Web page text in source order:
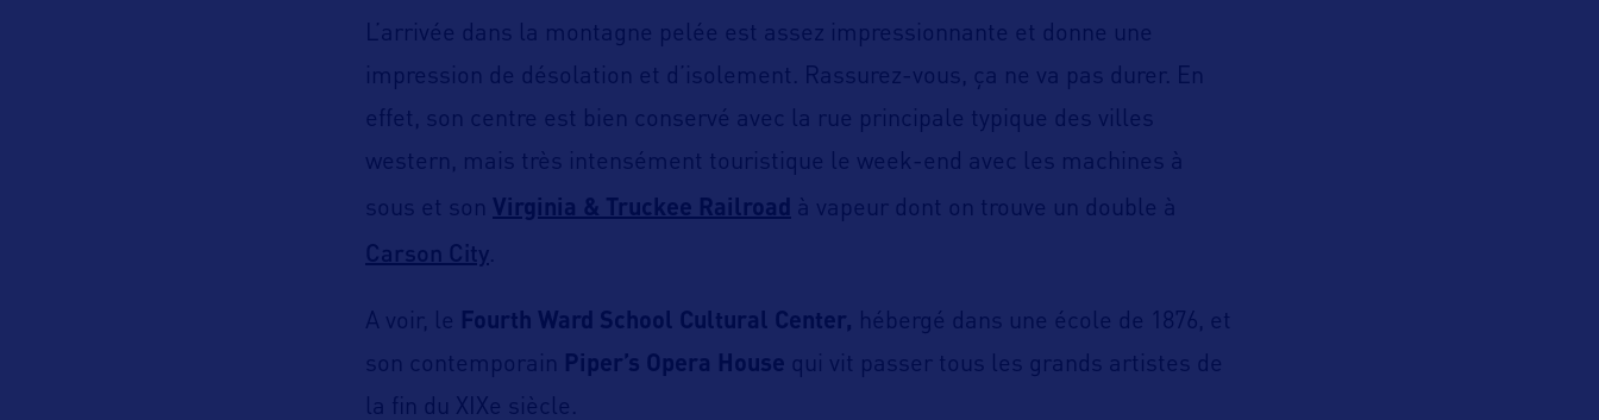
L’arrivée dans la montagne pelée est assez impressionnante et donne une
impression de désolation et d’isolement. Rassurez-vous, ça ne va pas durer. En
effet, son centre est bien conservé avec la rue principale typique des villes
western, mais très intensément touristique le week-end avec les machines à
sous et son Virginia & Truckee Railroad à vapeur dont on trouve un double à
Carson City.
A voir, le Fourth Ward School Cultural Center, hébergé dans une école de 1876, et
son contemporain Piper’s Opera House qui vit passer tous les grands artistes de
la fin du XIXe siècle.